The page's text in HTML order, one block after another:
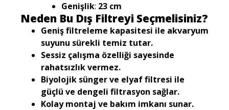
Genişlik: 23 cm
Neden Bu Dış Filtreyi Seçmelisiniz?
Geniş filtreleme kapasitesi ile akvaryum
suyunu sürekli temiz tutar.
Sessiz çalışma özelliği sayesinde
rahatsızlık vermez.
Biyolojik sünger ve elyaf filtresi ile
güçlü ve dengeli filtrasyon sağlar.
Kolay montaj ve bakım imkanı sunar.